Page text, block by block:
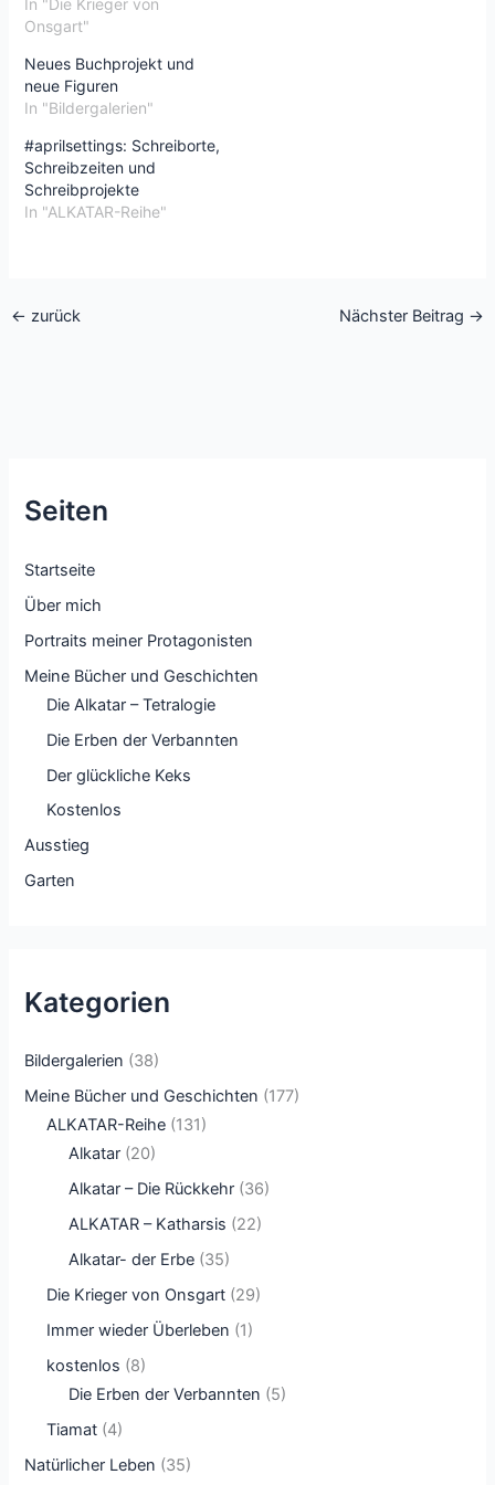
Onsgart"
Neues Buchprojekt und
neue Figuren
In "Bildergalerien"
#aprilsettings: Schreiborte,
Schreibzeiten und
Schreibprojekte
In "ALKATAR-Reihe"
← zurück Nächster Beitrag →
Seiten
Startseite
Über mich
Portraits meiner Protagonisten
Meine Bücher und Geschichten
Die Alkatar – Tetralogie
Die Erben der Verbannten
Der glückliche Keks
Kostenlos
Ausstieg
Garten
Kategorien
Bildergalerien (38)
Meine Bücher und Geschichten (177)
ALKATAR-Reihe (131)
Alkatar (20)
Alkatar – Die Rückkehr (36)
ALKATAR – Katharsis (22)
Alkatar- der Erbe (35)
Die Krieger von Onsgart (29)
Immer wieder Überleben (1)
kostenlos (8)
Die Erben der Verbannten (5)
Tiamat (4)
Natürlicher Leben (35)